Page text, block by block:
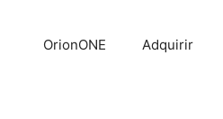
OrionONE Adquirir